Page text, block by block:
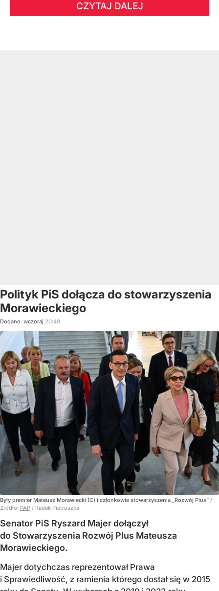
CZYTAJ DALEJ
Polityk PiS dołącza do stowarzyszenia
Morawieckiego
Dodano: wczoraj 20:49
Były premier Mateusz Morawiecki (C) i członkowie stowarzyszenia „Rozwój Plus” /
Źródło: PAP / Radek Pietruszka
Senator PiS Ryszard Majer dołączył
do Stowarzyszenia Rozwój Plus Mateusza
Morawieckiego.
Majer dotychczas reprezentował Prawa
i Sprawiedliwość, z ramienia którego dostał się w 2015